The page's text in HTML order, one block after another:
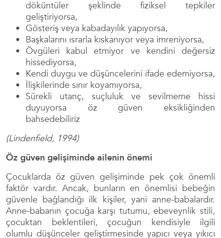
döküntüler şeklinde fiziksel tepkiler
geliştiriyorsa,
Gösteriş veya kabadayılık yapıyorsa,
Başkalarını ısrarla kıskanıyor veya imreniyorsa,
Övgüleri kabul etmiyor ve kendini değersiz
hissediyorsa,
Kendi duygu ve düşüncelerini ifade edemiyorsa,
İlişkilerinde sınır koyamıyorsa,
Sürekli utanç, suçluluk ve sevilmeme hissi
duyuyorsa öz güven eksikliğinden
bahsedebiliriz
(Lindenfield, 1994)
Öz güven gelişiminde ailenin önemi
Çocuklarda öz güven gelişiminde pek çok önemli
faktör vardır. Ancak, bunların en önemlisi bebeğin
güvenle bağlandığı ilk kişiler, yani anne-babalardır.
Anne-babanın çocuğa karşı tutumu, ebeveynlik stili,
çocuktan beklentileri, çocuğun kendisiyle ilgili
olumlu düşünceler geliştirmesinde yapıcı veya yıkıcı